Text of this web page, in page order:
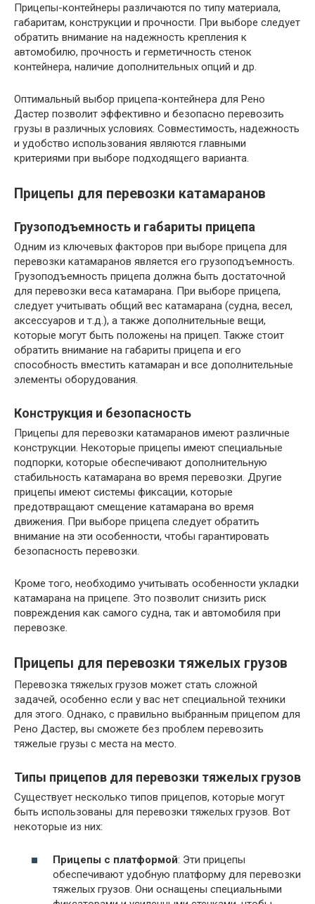
Прицепы-контейнеры различаются по типу материала,
габаритам, конструкции и прочности. При выборе следует
обратить внимание на надежность крепления к
автомобилю, прочность и герметичность стенок
контейнера, наличие дополнительных опций и др.
Оптимальный выбор прицепа-контейнера для Рено
Дастер позволит эффективно и безопасно перевозить
грузы в различных условиях. Совместимость, надежность
и удобство использования являются главными
критериями при выборе подходящего варианта.
Прицепы для перевозки катамаранов
Грузоподъемность и габариты прицепа
Одним из ключевых факторов при выборе прицепа для
перевозки катамаранов является его грузоподъемность.
Грузоподъемность прицепа должна быть достаточной
для перевозки веса катамарана. При выборе прицепа,
следует учитывать общий вес катамарана (судна, весел,
аксессуаров и т.д.), а также дополнительные вещи,
которые могут быть положены на прицеп. Также стоит
обратить внимание на габариты прицепа и его
способность вместить катамаран и все дополнительные
элементы оборудования.
Конструкция и безопасность
Прицепы для перевозки катамаранов имеют различные
конструкции. Некоторые прицепы имеют специальные
подпорки, которые обеспечивают дополнительную
стабильность катамарана во время перевозки. Другие
прицепы имеют системы фиксации, которые
предотвращают смещение катамарана во время
движения. При выборе прицепа следует обратить
внимание на эти особенности, чтобы гарантировать
безопасность перевозки.
Кроме того, необходимо учитывать особенности укладки
катамарана на прицепе. Это позволит снизить риск
повреждения как самого судна, так и автомобиля при
перевозке.
Прицепы для перевозки тяжелых грузов
Перевозка тяжелых грузов может стать сложной
задачей, особенно если у вас нет специальной техники
для этого. Однако, с правильно выбранным прицепом для
Рено Дастер, вы сможете без проблем перевозить
тяжелые грузы с места на место.
Типы прицепов для перевозки тяжелых грузов
Существует несколько типов прицепов, которые могут
быть использованы для перевозки тяжелых грузов. Вот
некоторые из них:
Прицепы с платформой: Эти прицепы
обеспечивают удобную платформу для перевозки
тяжелых грузов. Они оснащены специальными